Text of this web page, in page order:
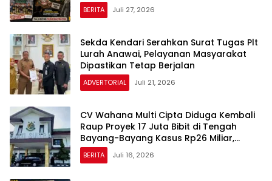
BERITA Juli 27, 2026
Sekda Kendari Serahkan Surat Tugas Plt
Lurah Anawai, Pelayanan Masyarakat
Dipastikan Tetap Berjalan
ADVERTORIAL Juli 21, 2026
CV Wahana Multi Cipta Diduga Kembali
Raup Proyek 17 Juta Bibit di Tengah
Bayang-Bayang Kasus Rp26 Miliar,
Kasipenkum: Kami Menunggu P21 dari
Polda Sultra
BERITA Juli 16, 2026